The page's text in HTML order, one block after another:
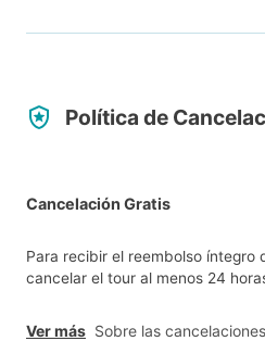
Política de
Cancelación Gratis
Para recibir el reembolso íntegro
cancelar el tour al menos 24
Ver más Sobre las cancelaciones